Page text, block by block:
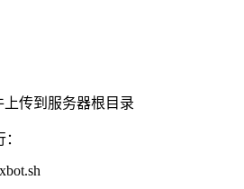
上传到服务器根目录